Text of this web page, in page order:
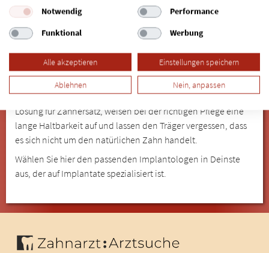
Das Setzen von Implantaten erfordert Feingefühl und
Einfühlungsvermögen. Denn für jeden Patienten ist der
Eingriff eine ungewohnte Situation, die Vertrauen zum
Implantologen in Deinste voraussetzt. Ob der Eingriff mit
oder ohne Sedierung / Narkose verläuft, besprechen vorab
Patient und Implantologe und entscheiden individuell.
Implantate sind in den meisten Fällen die komfortabelste
Lösung für Zahnersatz, weisen bei der richtigen Pflege eine
lange Haltbarkeit auf und lassen den Träger vergessen, dass
es sich nicht um den natürlichen Zahn handelt.
Wählen Sie hier den passenden Implantologen in Deinste
aus, der auf Implantate spezialisiert ist.
Notwendig
Performance
Funktional
Werbung
Alle akzeptieren Einstellungen speichern
Ablehnen Nein, anpassen